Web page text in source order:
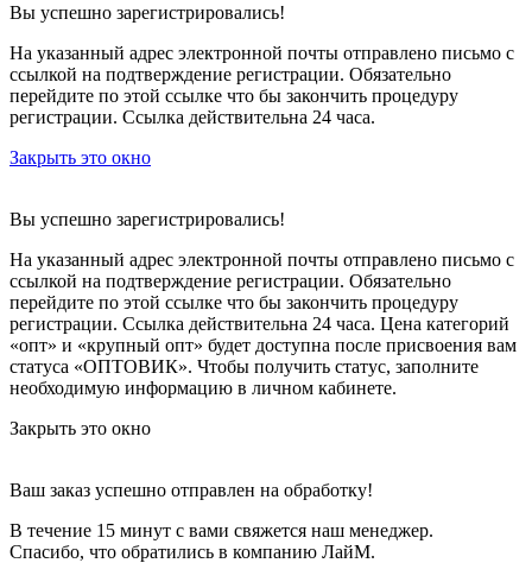
Вы успешно зарегистрировались!
На указанный адрес электронной почты отправлено письмо с
ссылкой на подтверждение регистрации. Обязательно
перейдите по этой ссылке что бы закончить процедуру
регистрации. Ссылка действительна 24 часа.
Закрыть это окно
Вы успешно зарегистрировались!
На указанный адрес электронной почты отправлено письмо с
ссылкой на подтверждение регистрации. Обязательно
перейдите по этой ссылке что бы закончить процедуру
регистрации. Ссылка действительна 24 часа. Цена категорий
«опт» и «крупный опт» будет доступна после присвоения вам
статуса «ОПТОВИК». Чтобы получить статус, заполните
необходимую информацию в личном кабинете.
Закрыть это окно
Ваш заказ успешно отправлен на обработку!
В течение 15 минут с вами свяжется наш менеджер.
Спасибо, что обратились в компанию ЛайМ.